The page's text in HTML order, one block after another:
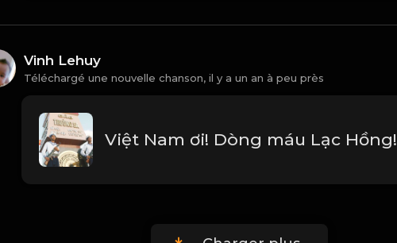
Vinh Lehuy
Téléchargé une nouvelle chanson, il y a un an à peu près
Việt Nam ơi! Dòng máu Lạc Hồng!